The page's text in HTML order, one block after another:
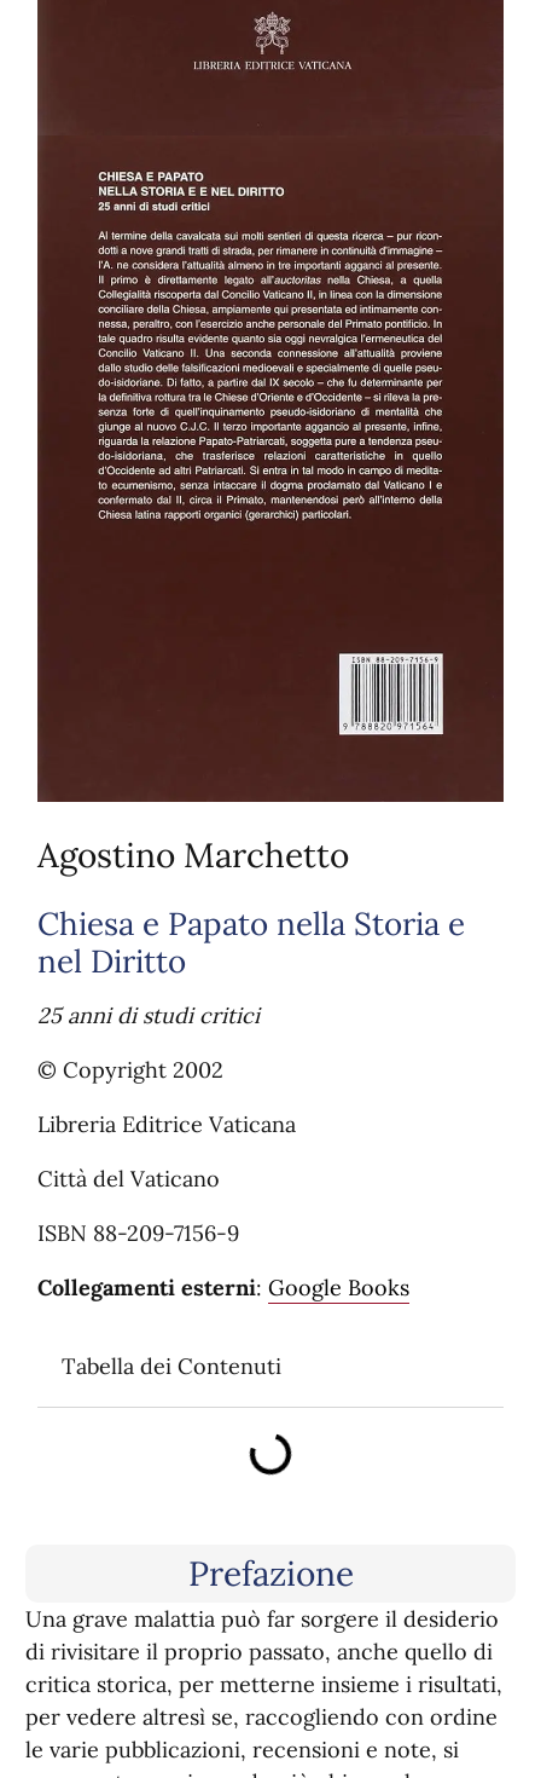
Agostino Marchetto
Chiesa e Papato nella Storia e
nel Diritto
25 anni di studi critici
© Copyright 2002
Libreria Editrice Vaticana
Città del Vaticano
ISBN 88-209-7156-9
Collegamenti esterni:Google Books
Tabella dei Contenuti
Prefazione
Una grave malattia può far sorgere il desiderio
di rivisitare il proprio passato, anche quello di
critica storica, per metterne insieme i risultati,
per vedere altresì se, raccogliendo con ordine
le varie pubblicazioni, recensioni e note, si